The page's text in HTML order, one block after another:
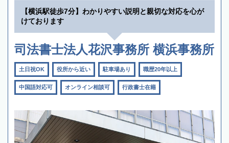
【横浜駅徒歩7分】わかりやすい説明と親切な対応を心が
けております
司法書士法人花沢事務所 横浜事務所
土日祝OK 役所から近い 駐車場あり 職歴20年以上
中国語対応可 オンライン相談可 行政書士在籍